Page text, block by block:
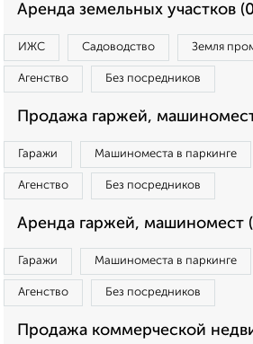
Аренда земельных участков
ИЖС Садоводство Земля
Агенство Без посредников
Продажа гаржей,
Гаражи Машиноместа в паркинге
Агенство Без посредников
Аренда гаржей, машиномест
Гаражи Машиноместа в паркинге
Агенство Без посредников
Продажа коммерческой